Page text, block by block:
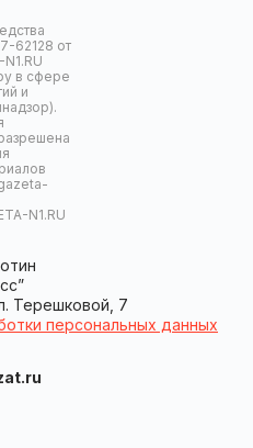
62128 от
в сфере
и
N1.RU
Терешковой, 7
персональных данных